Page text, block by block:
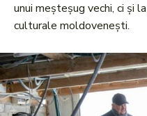
unui meșteșug vechi, ci și
culturale moldovenești.